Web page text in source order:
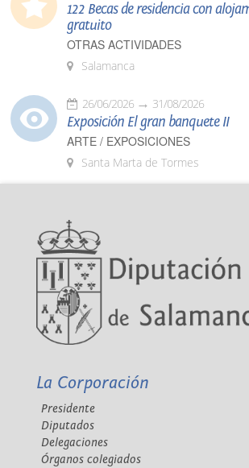
122 Becas de residencia con
gratuito
OTRAS ACTIVIDADES
Salamanca
26/06/2026 31/08/2026
Exposición El gran banquete II
ARTE / EXPOSICIONES
Santa Marta de Tormes
La Corporación
Presidente
Diputados
Delegaciones
Órganos colegiados